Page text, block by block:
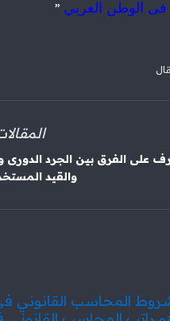
”
على الفرق بين الجرد الدورى
والقيد